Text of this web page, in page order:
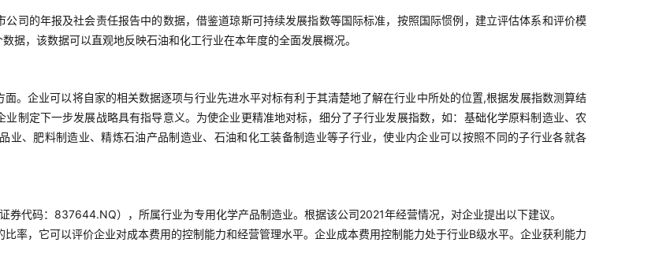
司的年报及社会责任报告中的数据，借鉴道琼斯可持续发展指数等国际标准，按照国际惯例，建立评估体系和评价模
据，该数据可以直观地反映石油和化工行业在本年度的全面发展概况。
。企业可以将自家的相关数据逐项与行业先进水平对标有利于其清楚地了解在行业中所处的位置,根据发展指数测算结
制定下一步发展战略具有指导意义。为使企业更精准地对标，细分了子行业发展指数，如：基础化学原料制造业、农
业、肥料制造业、精炼石油产品制造业、石油和化工装备制造业等子行业，使业内企业可以按照不同的子行业各就各
代码：837644.NQ），所属行业为专用化学产品制造业。根据该公司2021年经营情况，对企业提出以下建议。
率，它可以评价企业对成本费用的控制能力和经营管理水平。企业成本费用控制能力处于行业B级水平。企业获利能力